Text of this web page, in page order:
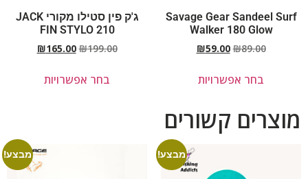
Savage Gear Sandeel Surf
Walker 180 Glow
₪89.00
₪59.00
בחר אפשרויות
ג'ק פין סטילו מקורי JACK
FIN STYLO 210
₪199.00
₪165.00
בחר אפשרויות
מוצרים קשורים
מבצע! מבצע!